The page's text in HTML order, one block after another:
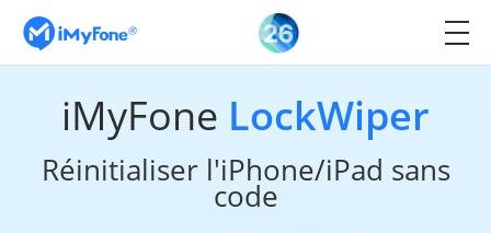
iMyFone LockWiper
Réinitialiser l'iPhone/iPad sans
code